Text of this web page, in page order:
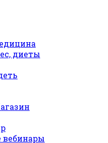
диеты
вебинары